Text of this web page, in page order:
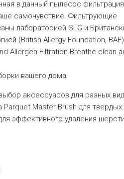
в данный пылесос
самочувствие. Фильтрующие
лабораторией SLG и
(British Allergy Foundation, BAF)
Allergen Filtration Breathe clean
вашего дома
аксессуаров для разных
Parquet Master Brush для твердых
эффективного удаления